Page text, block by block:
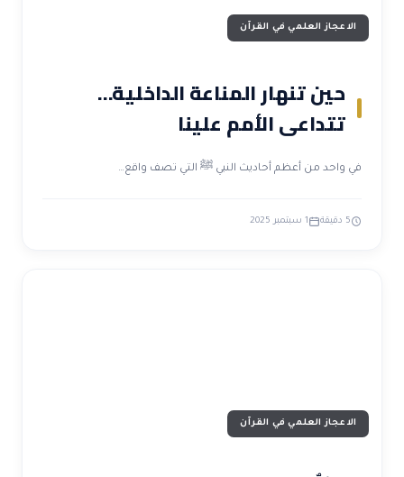
الاعجاز العلمي في القرآن
حين تنهار المناعة الداخلية…
تتداعى الأمم علينا
في واحد من أعظم أحاديث النبي ﷺ التي تصف واقع…
5 دقيقة 1 سبتمبر 2025
الاعجاز العلمي في القرآن